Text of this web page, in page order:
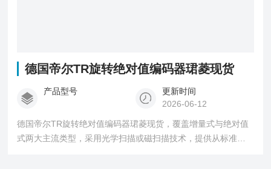
德国帝尔TR旋转绝对值编码器珺菱现货
产品型号
更新时间
2026-06-12
德国帝尔TR旋转绝对值编码器珺菱现货，覆盖增量式与绝对值
式两大主流类型，采用光学扫描或磁扫描技术，提供从标准工